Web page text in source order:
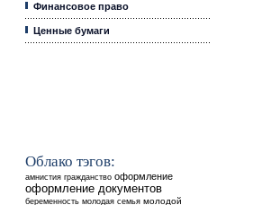
Финансовое право
Ценные бумаги
Облако тэгов:
амнистия гражданство оформление
оформление документов
беременность молодая семья молодой